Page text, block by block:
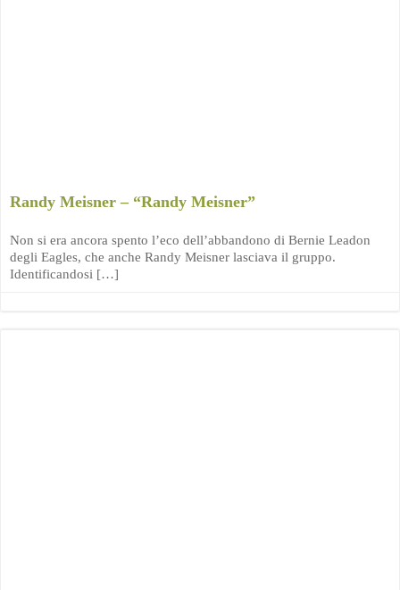
Randy Meisner – “Randy Meisner”
Non si era ancora spento l’eco dell’abbandono di Bernie Leadon
degli Eagles, che anche Randy Meisner lasciava il gruppo.
Identificandosi […]